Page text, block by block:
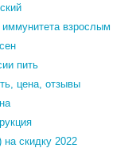
взрослым
пить
цена, отзывы
скидку 2022